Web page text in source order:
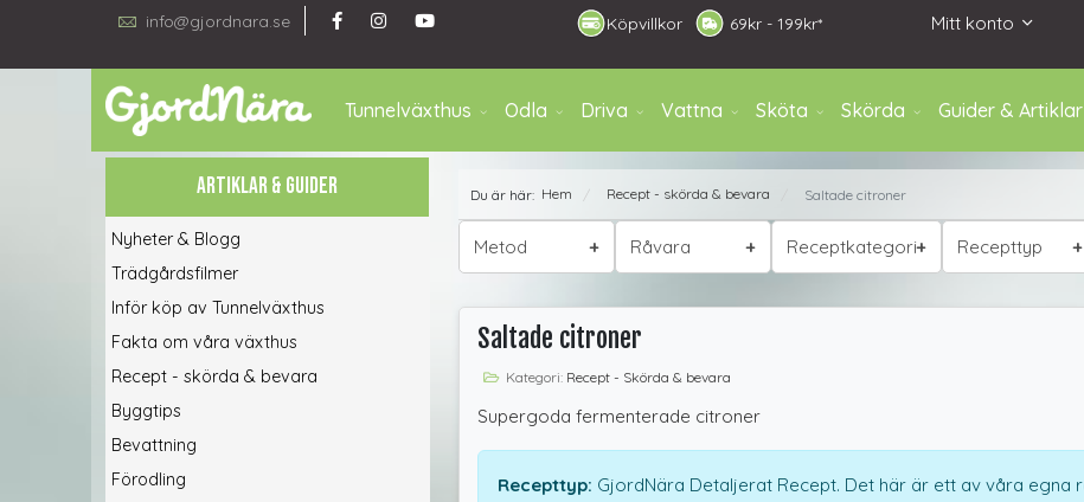
info@gjordnara.se Mitt konto
69kr - 199kr*
Köpvillkor
Tunnelväxthus Odla Driva Vattna Sköta Skörda Guider & Artiklar
ARTIKLAR & GUIDER
Nyheter & Blogg
Trädgårdsfilmer
Inför köp av Tunnelväxthus
Fakta om våra växthus
Recept - skörda & bevara
Byggtips
Bevattning
Förodling
Du är här: Hem / Recept - skörda & bevara Saltade citroner
Metod Råvara Receptkategori Recepttyp
Saltade citroner
Kategori: Recept - Skörda & bevara
Supergoda fermenterade citroner
Recepttyp: GjordNära Detaljerat Recept. Det här är ett av våra egna